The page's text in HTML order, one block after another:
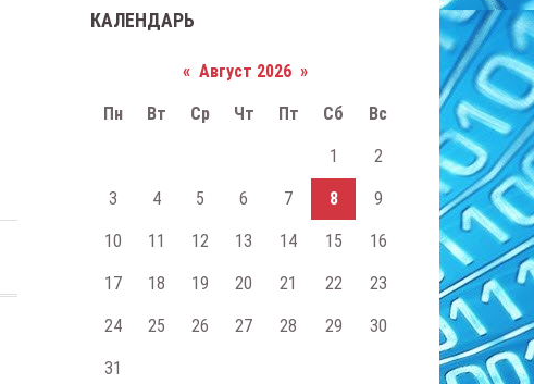
КАЛЕНДАРЬ
« Август 2026 »
Пн Вт Ср Чт Пт Сб Вс
1 2
3 4 5 6 7 8 9
10 11 12 13 14 15 16
17 18 19 20 21 22 23
24 25 26 27 28 29 30
31